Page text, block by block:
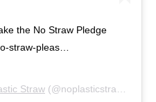
the No Straw Pledge
straw-pleas…
Straw (@noplasticstraws) on